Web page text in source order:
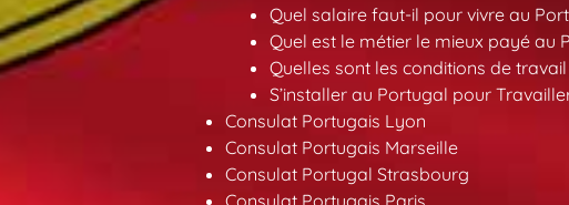
Quel salaire faut-il pour vivre au
Quel est le métier le mieux payé au
Quelles sont les conditions de
S’installer au Portugal pour
Consulat Portugais Lyon
Consulat Portugais Marseille
Consulat Portugal Strasbourg
Consulat Portugais Paris